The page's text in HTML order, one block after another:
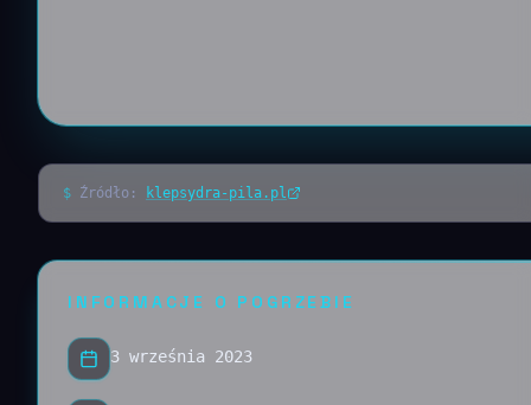
$ Źródło: klepsydra-pila.pl
INFORMACJE O POGRZEBIE
3 września 2023